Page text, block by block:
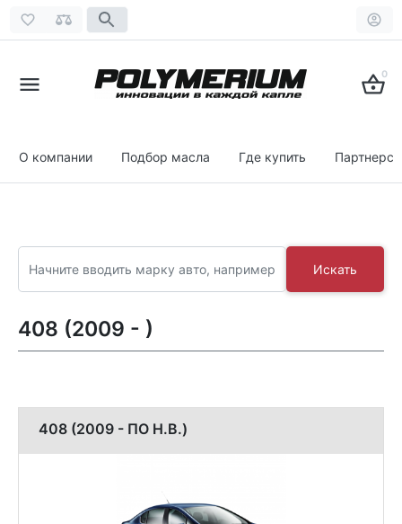
0
О компании Подбор масла Где купить
Искать
408 (2009 - )
408 (2009 - ПО Н.В.)